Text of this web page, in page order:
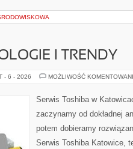
I TRENDY
- 6 - 2026 MOŻLIWOŚĆ
Serwis Toshiba w
zaczynamy od dokładnej
potem dobieramy
Serwis Toshiba Katowice,